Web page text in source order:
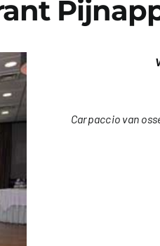
Carpaccio van